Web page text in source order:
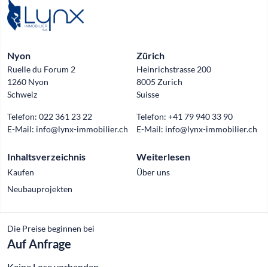
Die Preise beginnen bei
Auf Anfrage
Nyon
Ruelle du Forum 2
1260 Nyon
Schweiz
Telefon: 022 361 23 22
E-Mail: info@lynx-immobilier.ch
Zürich
Heinrichstrasse 200
8005 Zurich
Suisse
Telefon: +41 79 940 33 90
E-Mail: info@lynx-immobilier.ch
Inhaltsverzeichnis
Kaufen
Neubauprojekten
Weiterlesen
Über uns
Official partner of
© 2026 Lynx Immobilier